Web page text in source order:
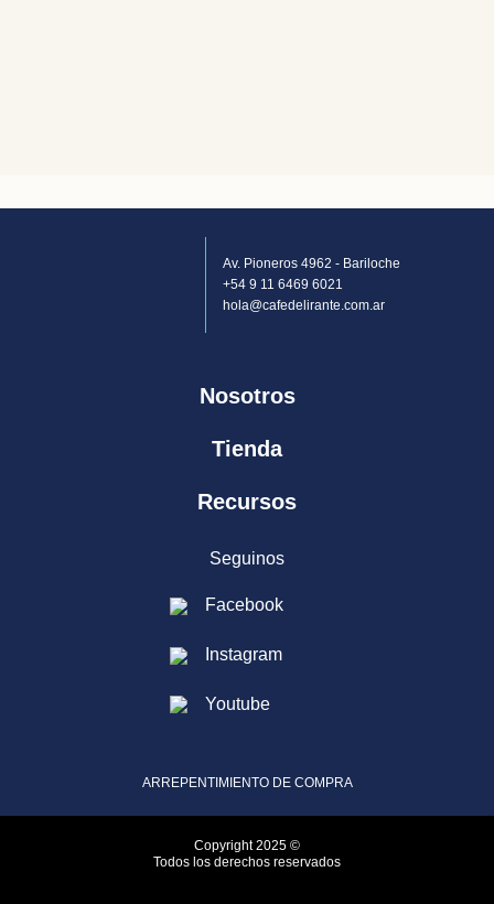
Av. Pioneros 4962 - Bariloche
+54 9 11 6469 6021
hola@cafedelirante.com.ar
Nosotros
Tienda
Recursos
Seguinos
Facebook
Instagram
Youtube
ARREPENTIMIENTO DE COMPRA
Copyright 2025 ©
Todos los derechos reservados